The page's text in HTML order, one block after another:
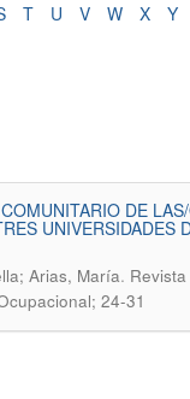
T U V W X Y
DE
UNIVERSIDADES
Arias, María.
24-31